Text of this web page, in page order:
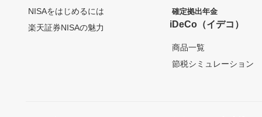
NISAをはじめるには
楽天証券NISAの魅力
確定拠出年金
iDeCo（イデコ）
商品一覧
節税シミュレーション